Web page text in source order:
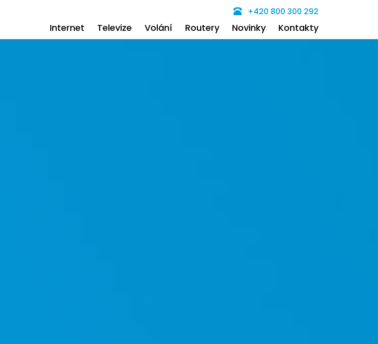
Internet Televize Volání Routery Novinky Kontakty
+420 800 300 292